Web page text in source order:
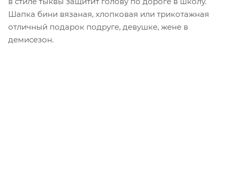
Шапка бини вязаная, хлопковая или трикотажная
отличный подарок подруге, девушке, жене в
демисезон.